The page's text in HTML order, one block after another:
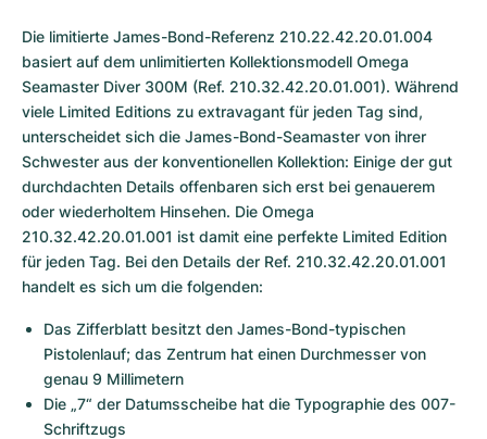
Die limitierte James-Bond-Referenz 210.22.42.20.01.004
basiert auf dem unlimitierten Kollektionsmodell Omega
Seamaster Diver 300M (Ref. 210.32.42.20.01.001). Während
viele Limited Editions zu extravagant für jeden Tag sind,
unterscheidet sich die James-Bond-Seamaster von ihrer
Schwester aus der konventionellen Kollektion: Einige der gut
durchdachten Details offenbaren sich erst bei genauerem
oder wiederholtem Hinsehen. Die Omega
210.32.42.20.01.001 ist damit eine perfekte Limited Edition
für jeden Tag. Bei den Details der Ref. 210.32.42.20.01.001
handelt es sich um die folgenden:
Das Zifferblatt besitzt den James-Bond-typischen
Pistolenlauf; das Zentrum hat einen Durchmesser von
genau 9 Millimetern
Die „7“ der Datumsscheibe hat die Typographie des 007-
Schriftzugs